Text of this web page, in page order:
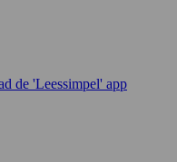
de 'Leessimpel' app